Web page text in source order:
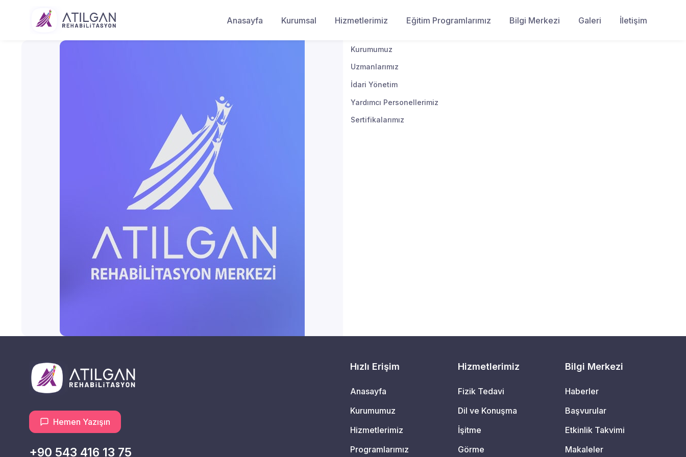
Anasayfa Kurumsal Hizmetlerimiz Eğitim Programlarımız Bilgi Merkezi Galeri İletişim
Kurumumuz
Uzmanlarımız
İdari Yönetim
Yardımcı Personellerimiz
Sertifikalarımız
Hemen Yazışın
+90 543 416 13 75
Hızlı Erişim
Anasayfa
Kurumumuz
Hizmetlerimiz
Programlarımız
Hizmetlerimiz
Fizik Tedavi
Dil ve Konuşma
İşitme
Görme
Bilgi Merkezi
Haberler
Başvurular
Etkinlik Takvimi
Makaleler